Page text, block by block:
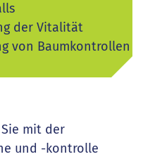
der Vitalität
von Baumkontrollen
mit der
und -kontrolle